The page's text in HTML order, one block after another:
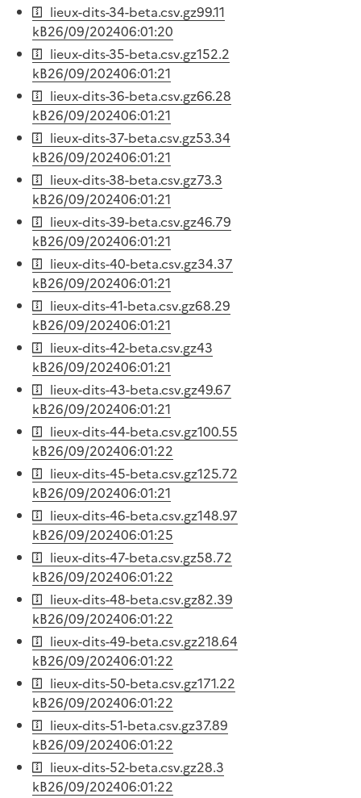
lieux-dits-34-beta.csv.gz99.11
kB26/09/202406:01:20
lieux-dits-35-beta.csv.gz152.2
kB26/09/202406:01:21
lieux-dits-36-beta.csv.gz66.28
kB26/09/202406:01:21
lieux-dits-37-beta.csv.gz53.34
kB26/09/202406:01:21
lieux-dits-38-beta.csv.gz73.3
kB26/09/202406:01:21
lieux-dits-39-beta.csv.gz46.79
kB26/09/202406:01:21
lieux-dits-40-beta.csv.gz34.37
kB26/09/202406:01:21
lieux-dits-41-beta.csv.gz68.29
kB26/09/202406:01:21
lieux-dits-42-beta.csv.gz43
kB26/09/202406:01:21
lieux-dits-43-beta.csv.gz49.67
kB26/09/202406:01:21
lieux-dits-44-beta.csv.gz100.55
kB26/09/202406:01:22
lieux-dits-45-beta.csv.gz125.72
kB26/09/202406:01:21
lieux-dits-46-beta.csv.gz148.97
kB26/09/202406:01:25
lieux-dits-47-beta.csv.gz58.72
kB26/09/202406:01:22
lieux-dits-48-beta.csv.gz82.39
kB26/09/202406:01:22
lieux-dits-49-beta.csv.gz218.64
kB26/09/202406:01:22
lieux-dits-50-beta.csv.gz171.22
kB26/09/202406:01:22
lieux-dits-51-beta.csv.gz37.89
kB26/09/202406:01:22
lieux-dits-52-beta.csv.gz28.3
kB26/09/202406:01:22